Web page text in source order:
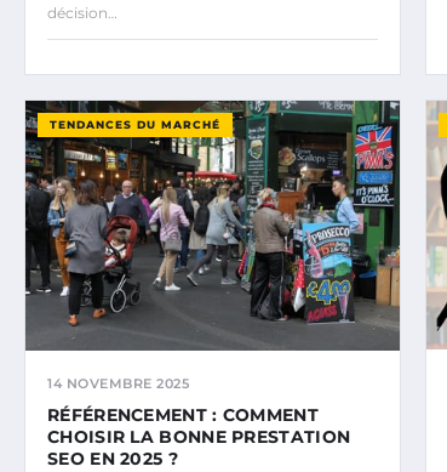
décision…
TENDANCES DU MARCHÉ
14 NOVEMBRE 2025
RÉFÉRENCEMENT : COMMENT
CHOISIR LA BONNE PRESTATION
SEO EN 2025 ?